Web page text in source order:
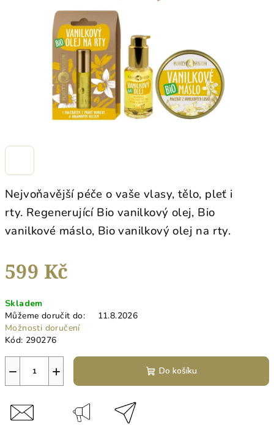
Nejvoňavější péče o vaše vlasy, tělo, pleť i
rty. Regenerující Bio vanilkový olej, Bio
vanilkové máslo, Bio vanilkový olej na rty.
599 Kč
cena:
Skladem
Můžeme doručit do:
11.8.2026
Možnosti doručení
Kód: 290276
+
− Do košíku